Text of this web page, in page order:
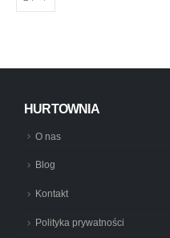
HURTOWNIA
O nas
Blog
Kontakt
Polityka prywatności